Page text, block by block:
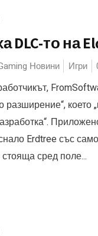
DLC-то на
Новини Игри
разширение“, което
Erdtree със
сред поле...